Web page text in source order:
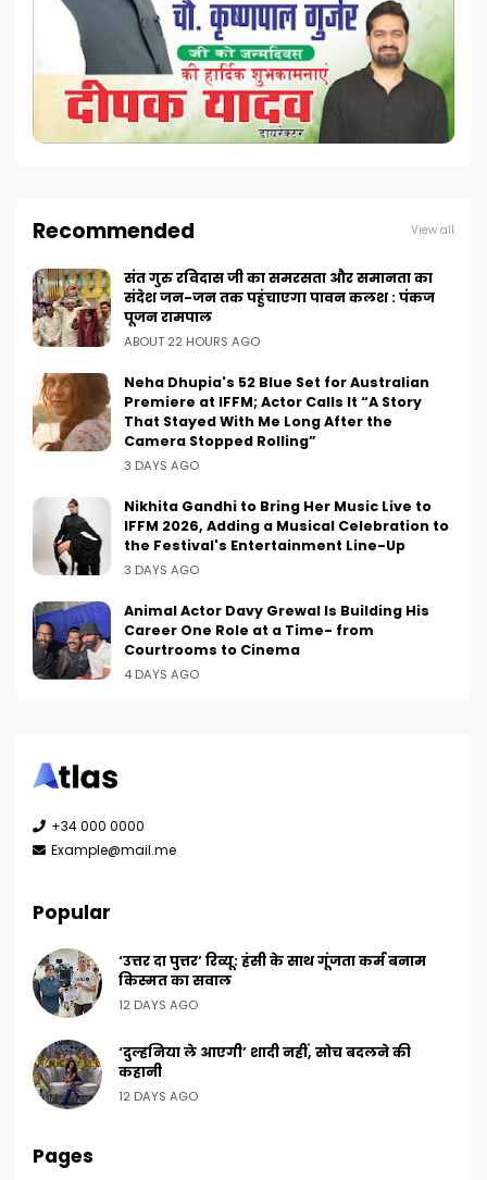
Recommended View all
संत गुरु रविदास जी का समरसता और समानता का
संदेश जन-जन तक पहुंचाएगा पावन कलश : पंकज
पूजन रामपाल
ABOUT 22 HOURS AGO
Neha Dhupia's 52 Blue Set for Australian
Premiere at IFFM; Actor Calls It “A Story
That Stayed With Me Long After the
Camera Stopped Rolling”
3 DAYS AGO
Nikhita Gandhi to Bring Her Music Live to
IFFM 2026, Adding a Musical Celebration to
the Festival's Entertainment Line-Up
3 DAYS AGO
Animal Actor Davy Grewal Is Building His
Career One Role at a Time- from
Courtrooms to Cinema
4 DAYS AGO
+34 000 0000
Example@mail.me
Popular
‘उत्तर दा पुत्तर’ रिव्यू: हंसी के साथ गूंजता कर्म बनाम
किस्मत का सवाल
12 DAYS AGO
‘दुल्हनिया ले आएगी’ शादी नहीं, सोच बदलने की
कहानी
12 DAYS AGO
Pages